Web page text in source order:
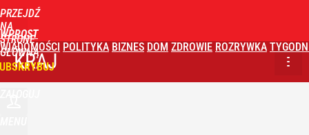
PRZEJDŹ
NA
STRONĘ
GŁÓWNĄ
WPROST
WIADOMOŚCI POLITYKA BIZNES DOM ZDROWIE ROZRYWKA
KRAJ